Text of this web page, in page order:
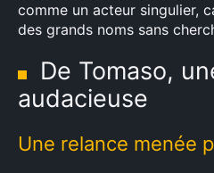
comme un acteur singulier,
des grands noms sans
De Tomaso,
audacieuse
Une relance menée